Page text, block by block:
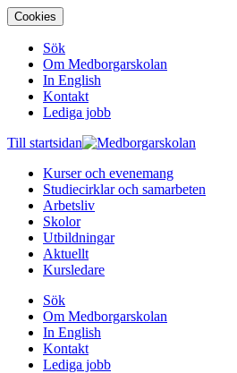
Cookies
Sök
Om Medborgarskolan
In English
Kontakt
Lediga jobb
Till startsidan
Kurser och evenemang
Studiecirklar och samarbeten
Arbetsliv
Skolor
Utbildningar
Aktuellt
Kursledare
Sök
Om Medborgarskolan
In English
Kontakt
Lediga jobb